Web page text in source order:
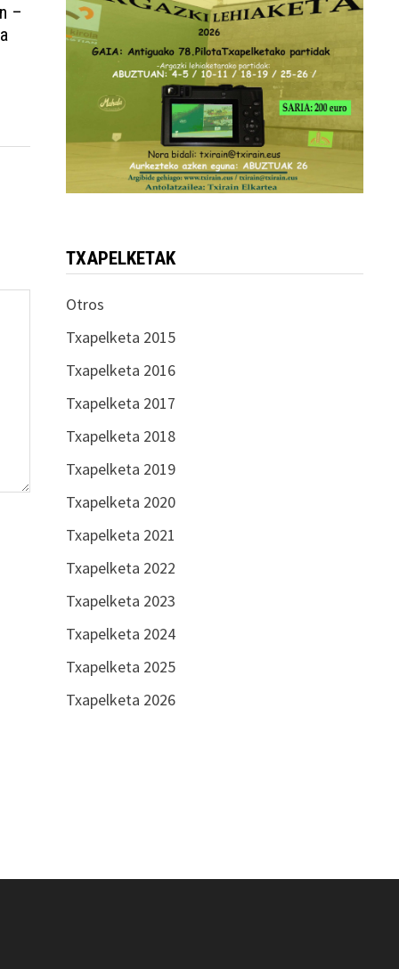
–
TXAPELKETAK
Otros
Txapelketa 2015
Txapelketa 2016
Txapelketa 2017
Txapelketa 2018
Txapelketa 2019
Txapelketa 2020
Txapelketa 2021
Txapelketa 2022
Txapelketa 2023
Txapelketa 2024
Txapelketa 2025
Txapelketa 2026